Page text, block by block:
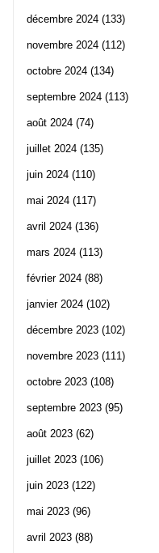
décembre 2024 (133)
novembre 2024 (112)
octobre 2024 (134)
septembre 2024 (113)
août 2024 (74)
juillet 2024 (135)
juin 2024 (110)
mai 2024 (117)
avril 2024 (136)
mars 2024 (113)
février 2024 (88)
janvier 2024 (102)
décembre 2023 (102)
novembre 2023 (111)
octobre 2023 (108)
septembre 2023 (95)
août 2023 (62)
juillet 2023 (106)
juin 2023 (122)
mai 2023 (96)
avril 2023 (88)